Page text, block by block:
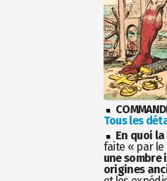
Tous les
En quoi
faite « par le
une sombre
origines